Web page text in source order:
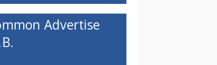
Advertise